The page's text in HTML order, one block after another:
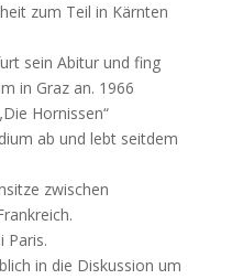
zum Teil in Kärnten
sein Abitur und fing
in Graz an. 1966
Hornissen“
ab und lebt seitdem
zwischen
Paris.
in die Diskussion um